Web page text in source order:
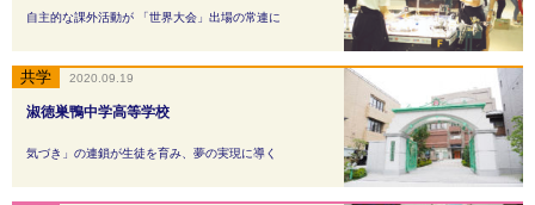
自主的な課外活動が 「世界大会」出場の常連に
淑徳巣鴨中学高等学校
気づき」の連鎖が生徒を育み、夢の実現に導く
2020.09.19